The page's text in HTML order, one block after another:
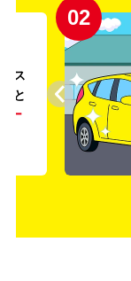
ンス
と
リー
02